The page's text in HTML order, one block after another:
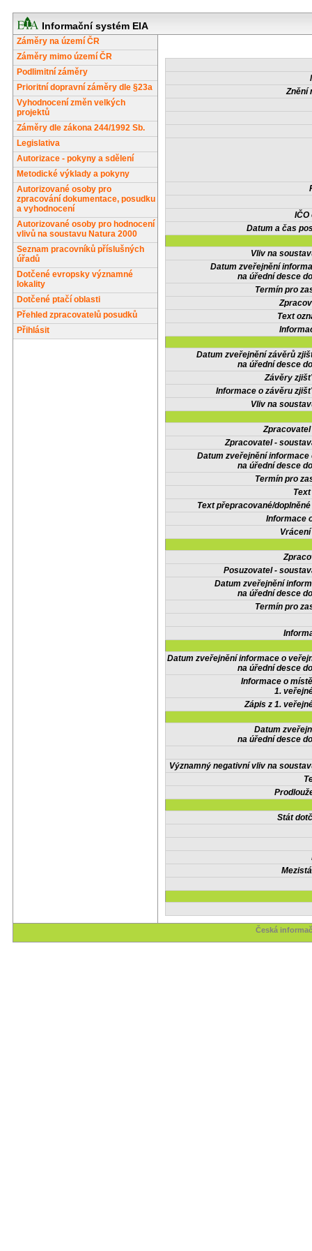
Informační systém EIA
Záměry na území ČR
Záměry mimo území ČR
Podlimitní záměry
Prioritní dopravní záměry dle §23a
Vyhodnocení změn velkých
projektů
Záměry dle zákona 244/1992 Sb.
Legislativa
Autorizace - pokyny a sdělení
Metodické výklady a pokyny
Autorizované osoby pro
zpracování dokumentace, posudku
a vyhodnocení
Autorizované osoby pro hodnocení
vlivů na soustavu Natura 2000
Seznam pracovníků příslušných
úřadů
Dotčené evropsky významné
lokality
Dotčené ptačí oblasti
Přehled zpracovatelů posudků
Přihlásit
Znění
IČO
Datum a čas
Vliv na
Datum zveřejnění
na úřední desce
Termín pro
Text
Datum zveřejnění závěrů
na úřední desce
Závěry
Informace o závěru
Vliv na
Zpracovatel -
Datum zveřejnění informace
na úřední desce
Termín pro
Text přepracované/
Informace
Posuzovatel -
Datum zveřejnění
na úřední desce
Termín pro
Datum zveřejnění informace o
na úřední desce
Informace o
1.
Zápis z 1.
Datum
na úřední desce
Významný negativní vliv na
Stát
Česká